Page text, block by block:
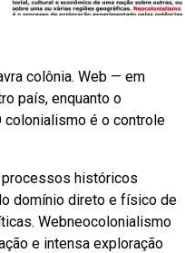
colônia. Web — em
país, enquanto o
colonialismo é o controle
históricos
domínio direto e físico de
Webneocolonialismo
e intensa exploração